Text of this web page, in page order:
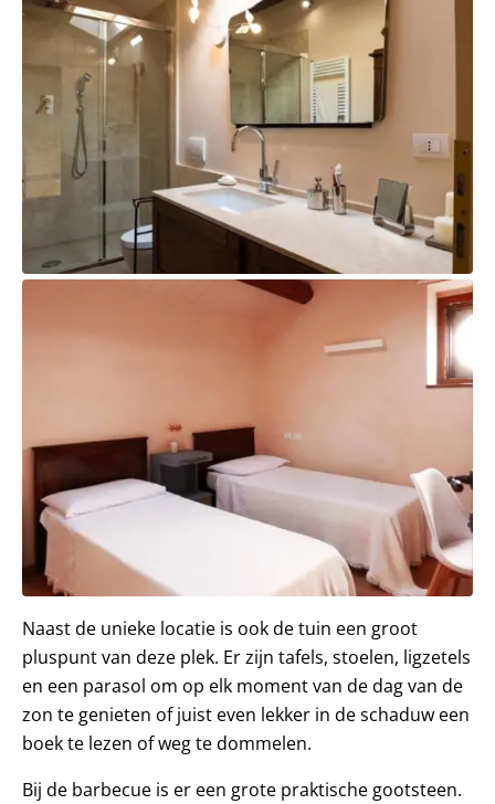
Naast de unieke locatie is ook de tuin een groot
pluspunt van deze plek. Er zijn tafels, stoelen, ligzetels
en een parasol om op elk moment van de dag van de
zon te genieten of juist even lekker in de schaduw een
boek te lezen of weg te dommelen.
Bij de barbecue is er een grote praktische gootsteen.